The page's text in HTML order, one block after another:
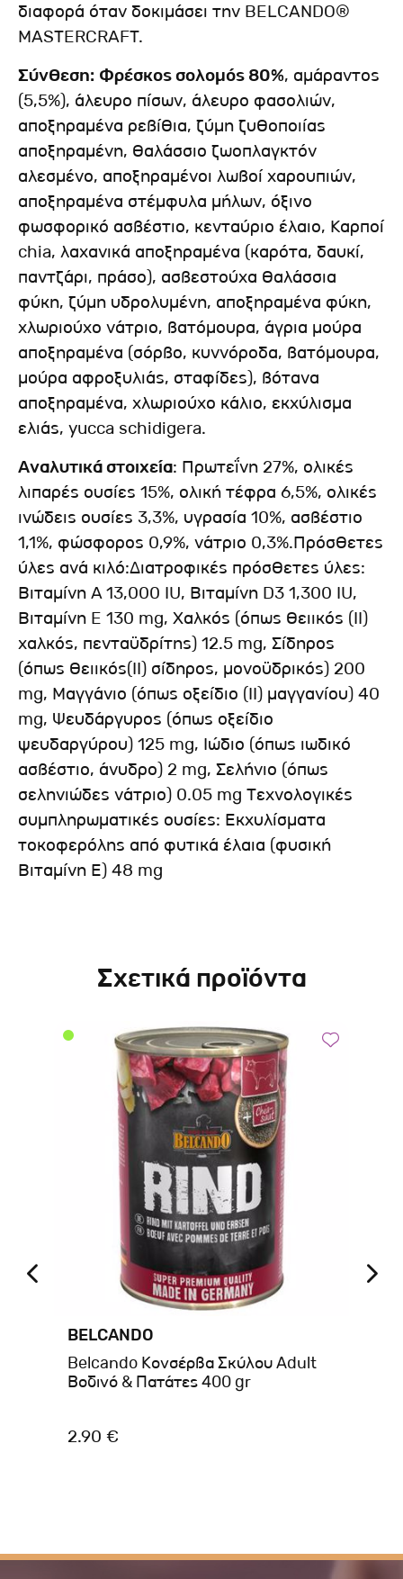
διαφορά όταν δοκιμάσει την BELCANDO®
MASTERCRAFT.
Σύνθεση: Φρέσκος σολομός 80%, αμάραντος
(5,5%), άλευρο πίσων, άλευρο φασολιών,
αποξηραμένα ρεβίθια, ζύμη ζυθοποιίας
αποξηραμένη, θαλάσσιο ζωοπλαγκτόν
αλεσμένο, αποξηραμένοι λωβοί χαρουπιών,
αποξηραμένα στέμφυλα μήλων, όξινο
φωσφορικό ασβέστιο, κενταύριο έλαιο, Καρποί
chia, λαχανικά αποξηραμένα (καρότα, δαυκί,
παντζάρι, πράσο), ασβεστούχα θαλάσσια
φύκη, ζύμη υδρολυμένη, αποξηραμένα φύκη,
χλωριούχο νάτριο, βατόμουρα, άγρια μούρα
αποξηραμένα (σόρβο, κυννόροδα, βατόμουρα,
μούρα αφροξυλιάς, σταφίδες), βότανα
αποξηραμένα, χλωριούχο κάλιο, εκχύλισμα
ελιάς, yucca schidigera.
Αναλυτικά στοιχεία: Πρωτεΐνη 27%, ολικές
λιπαρές ουσίες 15%, ολική τέφρα 6,5%, ολικές
ινώδεις ουσίες 3,3%, υγρασία 10%, ασβέστιο
1,1%, φώσφορος 0,9%, νάτριο 0,3%.Πρόσθετες
ύλες ανά κιλό:Διατροφικές πρόσθετες ύλες:
Βιταμίνη A 13,000 IU, Βιταμίνη D3 1,300 IU,
Βιταμίνη E 130 mg, Χαλκός (όπως θειικός (ΙΙ)
χαλκός, πενταϋδρίτης) 12.5 mg, Σίδηρος
(όπως θειικός(ΙΙ) σίδηρος, μονοϋδρικός) 200
mg, Μαγγάνιο (όπως οξείδιο (ΙΙ) μαγγανίου) 40
mg, Ψευδάργυρος (όπως οξείδιο
ψευδαργύρου) 125 mg, Ιώδιο (όπως ιωδικό
ασβέστιο, άνυδρο) 2 mg, Σελήνιο (όπως
σεληνιώδες νάτριο) 0.05 mg Τεχνολογικές
συμπληρωματικές ουσίες: Εκχυλίσματα
τοκοφερόλης από φυτικά έλαια (φυσική
Βιταμίνη Ε) 48 mg
Σχετικά προϊόντα
BELCANDO
Belcando Κονσέρβα Σκύλου Adult
Βοδινό & Πατάτες 400 gr
2.90 €